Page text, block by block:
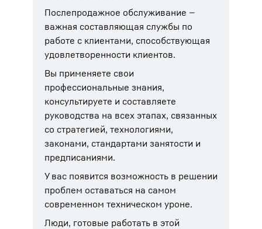
Послепродажное обслуживание —
важная составляющая службы по
работе с клиентами, способствующая
удовлетворенности клиентов.
Вы применяете свои
профессиональные знания,
консультируете и составляете
руководства на всех этапах, связанных
со стратегией, технологиями,
законами, стандартами занятости и
предписаниями.
У вас появится возможность в решении
проблем оставаться на самом
современном техническом уроне.
Люди, готовые работать в этой